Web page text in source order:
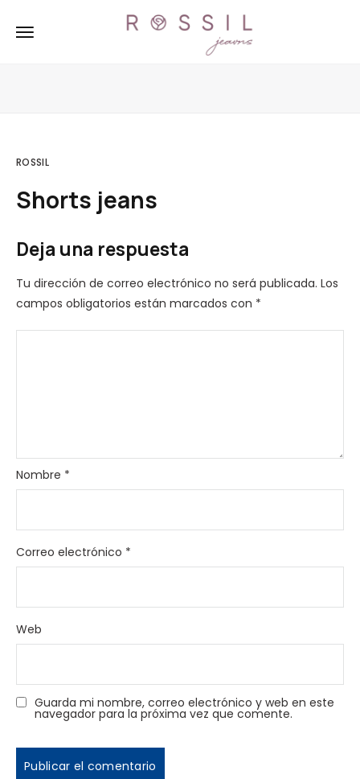
ROSSIL
Shorts jeans
Deja una respuesta
Tu dirección de correo electrónico no será publicada. Los
campos obligatorios están marcados con *
Nombre *
Correo electrónico *
Web
Guarda mi nombre, correo electrónico y web en este
navegador para la próxima vez que comente.